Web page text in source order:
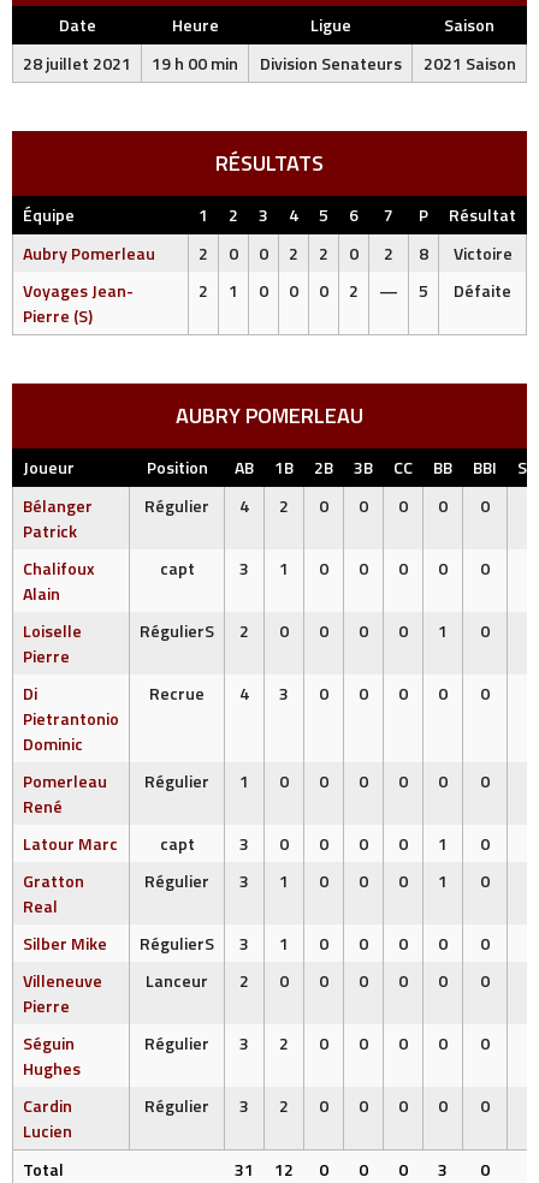
Date Heure Ligue
Saison
28 juillet 2021
19 h 00 min Division Senateurs 2021 Saison
RÉSULTATS
Équipe 1 2 3 4 5 6 7 P
Résultat
Aubry Pomerleau
2 0 0 2 2 0 2 8
Victoire
Voyages Jean-
Pierre (S)
2 1 0 0 0 2 — 5 Défaite
AUBRY POMERLEAU
Joueur Position AB 1B 2B 3B CC BB BBI
Bélanger
Patrick
Régulier 4 2 0 0 0 0 0
Chalifoux
Alain
capt 3 1 0 0 0 0 0
Loiselle
Pierre
RégulierS 2 0 0 0 0 1 0
Di
Pietrantonio
Dominic
Recrue 4 3 0 0 0 0 0
Pomerleau
René
Régulier 1 0 0 0 0 0 0
Latour Marc capt 3 0 0 0 0 1 0
Gratton
Real
Régulier 3 1 0 0 0 1 0
Silber Mike RégulierS 3 1 0 0 0 0 0
Villeneuve
Pierre
Lanceur 2 0 0 0 0 0 0
Séguin
Hughes
Régulier 3 2 0 0 0 0 0
Cardin
Lucien
Régulier 3 2 0 0 0 0 0
Total 31 12 0 0 0 3 0